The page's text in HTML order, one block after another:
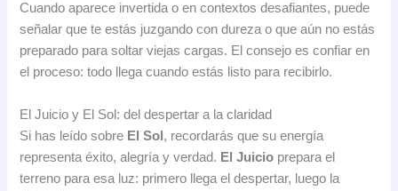
Cuando aparece invertida o en contextos desafiantes, puede
señalar que te estás juzgando con dureza o que aún no estás
preparado para soltar viejas cargas. El consejo es confiar en
el proceso: todo llega cuando estás listo para recibirlo.
El Juicio y El Sol: del despertar a la claridad
Si has leído sobre El Sol , recordarás que su energía
representa éxito, alegría y verdad. El Juicio prepara el
terreno para esa luz: primero llega el despertar, luego la